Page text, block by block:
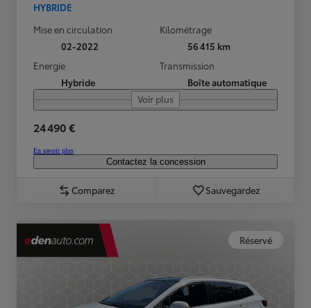
HYBRIDE
Mise en circulation
02-2022
Kilométrage
56 415 km
Energie
Hybride
Transmission
Boîte automatique
Voir plus
24 490 €
En savoir plus
Contactez la concession
Comparez Sauvegardez
Réservé